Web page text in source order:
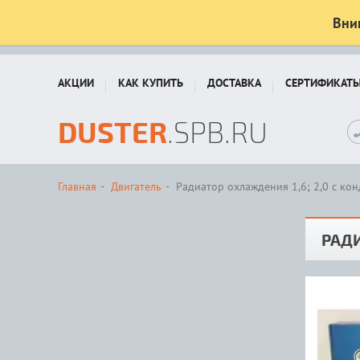
АКЦИИ КАК КУПИТЬ ДОСТАВКА
DUSTER.SPB.RU
Главная Двигатель Радиатор охлаждения 1,6; 2,0 с